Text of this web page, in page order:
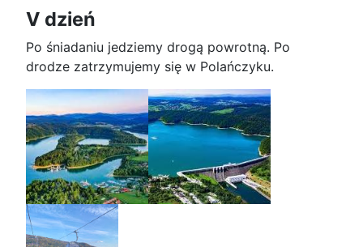
V dzień
Po śniadaniu jedziemy drogą powrotną. Po
drodze zatrzymujemy się w Polańczyku.